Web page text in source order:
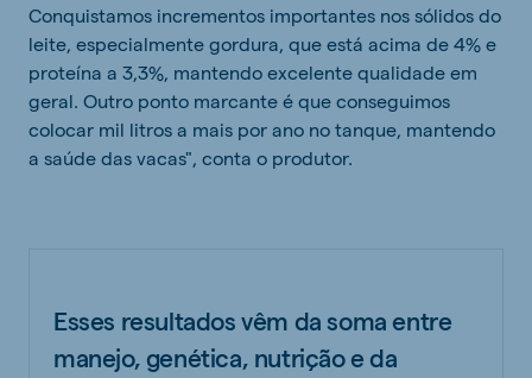
Conquistamos incrementos importantes nos sólidos do
leite, especialmente gordura, que está acima de 4% e
proteína a 3,3%, mantendo excelente qualidade em
geral. Outro ponto marcante é que conseguimos
colocar mil litros a mais por ano no tanque, mantendo
a saúde das vacas", conta o produtor.
Esses resultados vêm da soma entre
manejo, genética, nutrição e da